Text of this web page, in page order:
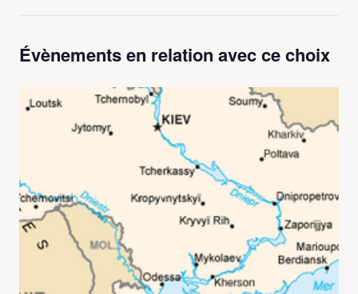
Évènements en relation avec ce choix